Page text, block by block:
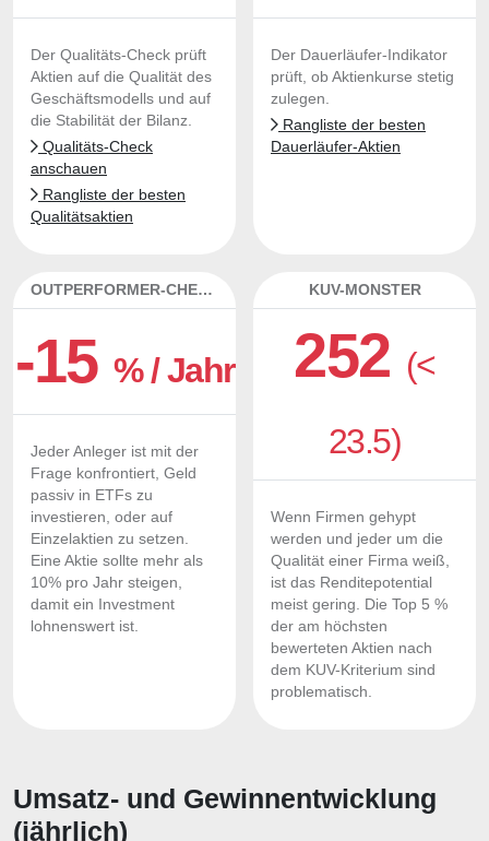
Der Qualitäts-Check prüft
Aktien auf die Qualität des
Geschäftsmodells und auf
die Stabilität der Bilanz.
Qualitäts-Check
anschauen
Rangliste der besten
Qualitätsaktien
Der Dauerläufer-Indikator
prüft, ob Aktienkurse stetig
zulegen.
Rangliste der besten
Dauerläufer-Aktien
OUTPERFORMER-CHECK
-15% / Jahr
Jeder Anleger ist mit der
Frage konfrontiert, Geld
passiv in ETFs zu
investieren, oder auf
Einzelaktien zu setzen.
Eine Aktie sollte mehr als
10% pro Jahr steigen,
damit ein Investment
lohnenswert ist.
KUV-MONSTER
252 (<
23.5)
Wenn Firmen gehypt
werden und jeder um die
Qualität einer Firma weiß,
ist das Renditepotential
meist gering. Die Top 5 %
der am höchsten
bewerteten Aktien nach
dem KUV-Kriterium sind
problematisch.
Umsatz- und Gewinnentwicklung
(jährlich)